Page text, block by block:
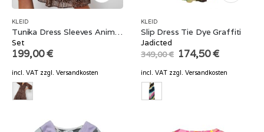
KLEID
Tunika Dress Sleeves Animal Print
Set
199,00€
incl. VAT zzgl. Versandkosten
KLEID
Slip Dress Tie Dye Graffiti
Jadicted
349,00€ Original
price
was:
349,00 €.
174,50€Current
is:
incl. VAT zzgl. Versandkosten